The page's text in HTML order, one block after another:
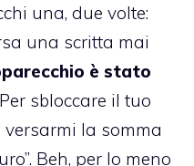
una, due volte:
una scritta mai
è stato
sbloccare il tuo
versarmi la somma
Beh, per lo meno